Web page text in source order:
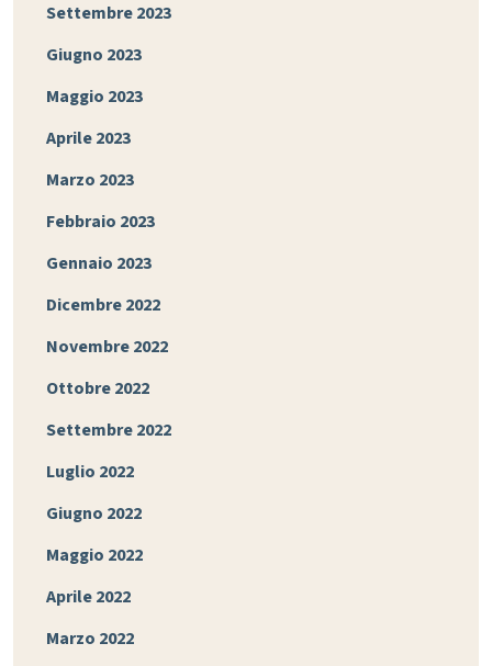
Settembre 2023
Giugno 2023
Maggio 2023
Aprile 2023
Marzo 2023
Febbraio 2023
Gennaio 2023
Dicembre 2022
Novembre 2022
Ottobre 2022
Settembre 2022
Luglio 2022
Giugno 2022
Maggio 2022
Aprile 2022
Marzo 2022